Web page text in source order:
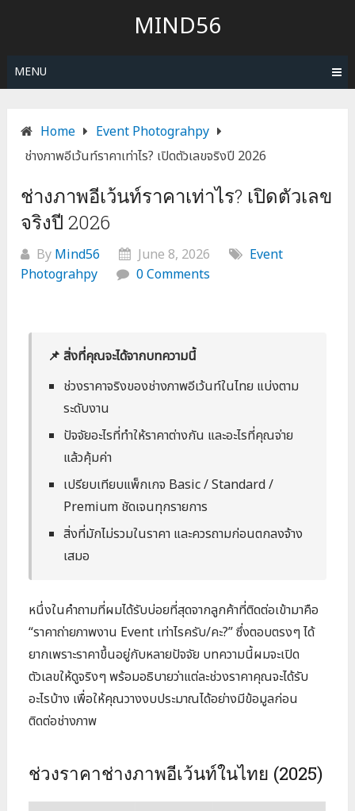
MIND56
MENU
Home
Event Photograhpy
ช่างภาพอีเว้นท์ราคาเท่าไร? เปิดตัวเลขจริงปี 2026
ช่างภาพอีเว้นท์ราคาเท่าไร? เปิดตัวเลข
จริงปี 2026
By Mind56 June 8, 2026
Event
Photograhpy
0 Comments
📌 สิ่งที่คุณจะได้จากบทความนี้
ช่วงราคาจริงของช่างภาพอีเว้นท์ในไทย แบ่งตาม
ระดับงาน
ปัจจัยอะไรที่ทำให้ราคาต่างกัน และอะไรที่คุณจ่าย
แล้วคุ้มค่า
เปรียบเทียบแพ็กเกจ Basic / Standard /
Premium ชัดเจนทุกรายการ
สิ่งที่มักไม่รวมในราคา และควรถามก่อนตกลงจ้าง
เสมอ
หนึ่งในคำถามที่ผมได้รับบ่อยที่สุดจากลูกค้าที่ติดต่อเข้ามาคือ
“ราคาถ่ายภาพงาน Event เท่าไรครับ/คะ?” ซึ่งตอบตรงๆ ได้
ยากเพราะราคาขึ้นอยู่กับหลายปัจจัย บทความนี้ผมจะเปิด
ตัวเลขให้ดูจริงๆ พร้อมอธิบายว่าแต่ละช่วงราคาคุณจะได้รับ
อะไรบ้าง เพื่อให้คุณวางงบประมาณได้อย่างมีข้อมูลก่อน
ติดต่อช่างภาพ
ช่วงราคาช่างภาพอีเว้นท์ในไทย (2025)